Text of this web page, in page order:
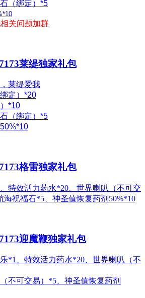
（绑定）*5
关问题加群
莱缇独家礼包
莱缇爱我
定）*20
*10
（绑定）*5
格雷独家礼包
特效活力药水*20、世界喇叭（不可交
海祝福石*5、神圣值恢复药剂50%*10
迎魔鞭独家礼包
*1、特效活力药水*20、世界喇叭（不
不可交易）*5、神圣值恢复药剂